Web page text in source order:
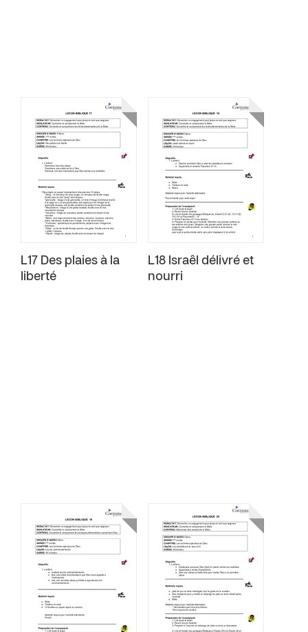
L17 Des plaies à la
liberté
L18 Israêl délivré et
nourri